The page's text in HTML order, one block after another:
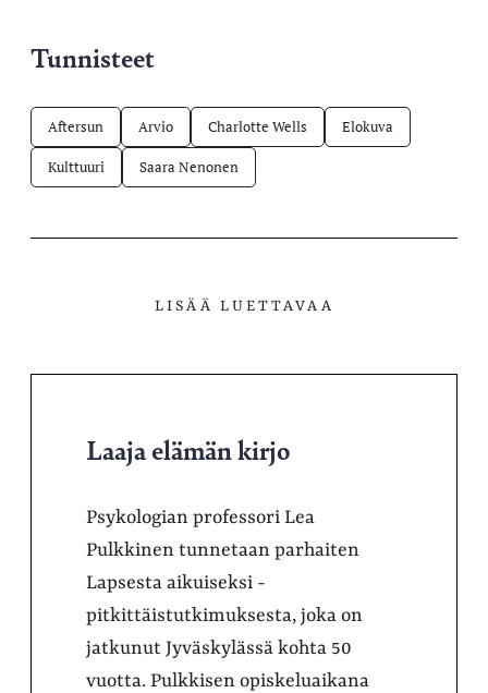
Tunnisteet
Aftersun Arvio Charlotte Wells Elokuva
Kulttuuri Saara Nenonen
LISÄÄ LUETTAVAA
Laaja elämän kirjo
Psykologian professori Lea
Pulkkinen tunnetaan parhaiten
Lapsesta aikuiseksi -
pitkittäistutkimuksesta, joka on
jatkunut Jyväskylässä kohta 50
vuotta. Pulkkisen opiskeluaikana